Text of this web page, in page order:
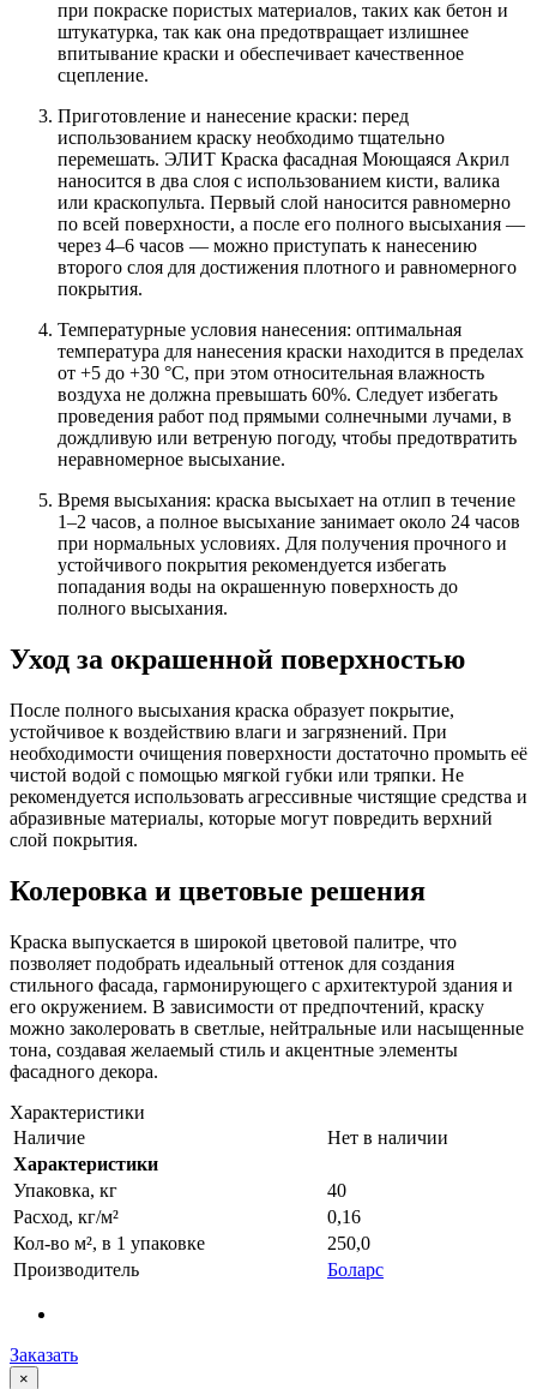
при покраске пористых материалов, таких как бетон и
штукатурка, так как она предотвращает излишнее
впитывание краски и обеспечивает качественное
сцепление.
Приготовление и нанесение краски: перед
использованием краску необходимо тщательно
перемешать. ЭЛИТ Краска фасадная Моющаяся Акрил
наносится в два слоя с использованием кисти, валика
или краскопульта. Первый слой наносится равномерно
по всей поверхности, а после его полного высыхания —
через 4–6 часов — можно приступать к нанесению
второго слоя для достижения плотного и равномерного
покрытия.
Температурные условия нанесения: оптимальная
температура для нанесения краски находится в пределах
от +5 до +30 °С, при этом относительная влажность
воздуха не должна превышать 60%. Следует избегать
проведения работ под прямыми солнечными лучами, в
дождливую или ветреную погоду, чтобы предотвратить
неравномерное высыхание.
Время высыхания: краска высыхает на отлип в течение
1–2 часов, а полное высыхание занимает около 24 часов
при нормальных условиях. Для получения прочного и
устойчивого покрытия рекомендуется избегать
попадания воды на окрашенную поверхность до
полного высыхания.
Уход за окрашенной поверхностью
После полного высыхания краска образует покрытие,
устойчивое к воздействию влаги и загрязнений. При
необходимости очищения поверхности достаточно промыть её
чистой водой с помощью мягкой губки или тряпки. Не
рекомендуется использовать агрессивные чистящие средства и
абразивные материалы, которые могут повредить верхний
слой покрытия.
Колеровка и цветовые решения
Краска выпускается в широкой цветовой палитре, что
позволяет подобрать идеальный оттенок для создания
стильного фасада, гармонирующего с архитектурой здания и
его окружением. В зависимости от предпочтений, краску
можно заколеровать в светлые, нейтральные или насыщенные
тона, создавая желаемый стиль и акцентные элементы
фасадного декора.
Характеристики
Наличие
Нет в наличии
Характеристики
Упаковка, кг
40
Расход, кг/м²
0,16
Кол-во м², в 1 упаковке
250,0
Производитель
Боларс
Заказать
×